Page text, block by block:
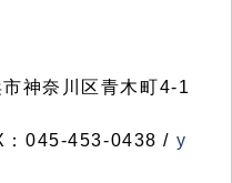
神奈川区青木町4-1
045-453-0438 / y